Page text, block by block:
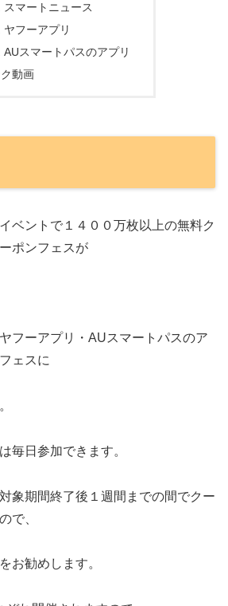
スマートニュース
ヤフーアプリ
AUスマートパスのアプリ
動画
ベントで１４００万枚以上の無料ク
ポンフェスが
フーアプリ・AUスマートパスのア
ェスに
毎日参加できます。
象期間終了後１週間までの間でクー
で、
お勧めします。